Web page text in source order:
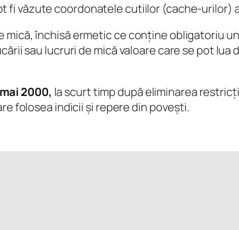
fi văzute coordonatele cutiilor (cache-urilor)
închisă ermetic ce conține obligatoriu
sau lucruri de mică valoare care se pot
2000, la scurt timp după eliminarea
folosea indicii și repere din povești.